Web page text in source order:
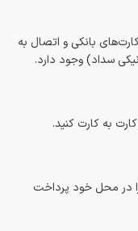
بانکی و اتصال به
سداد) وجود دارد.
به کارت کنید.
در محل خود پرداخت